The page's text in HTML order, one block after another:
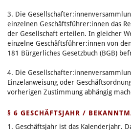
3. Die
einzelnen Geschäftsführer:innen das
der Gesellschaft erteilen. In gleicher
einzelne Geschäftsführer:innen von
181 Bürgerliches Gesetzbuch (BGB)
4. Die
Einzelanweisung oder
vorherigen Zustimmung abhängig
§ 6 GESCHÄFTSJAHR /
1. Geschäftsjahr ist das Kalenderjahr.